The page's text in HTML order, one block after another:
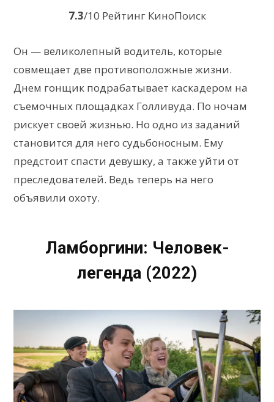
7.3/10 Рейтинг КиноПоиск
Он — великолепный водитель, которые
совмещает две противоположные жизни.
Днем гонщик подрабатывает каскадером на
съемочных площадках Голливуда. По ночам
рискует своей жизнью. Но одно из заданий
становится для него судьбоносным. Ему
предстоит спасти девушку, а также уйти от
преследователей. Ведь теперь на него
объявили охоту.
Ламборгини: Человек-
легенда (2022)